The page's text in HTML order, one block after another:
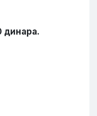
динара.